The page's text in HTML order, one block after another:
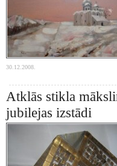
30.12.2008.
Atklās stikla
jubilejas izstādi